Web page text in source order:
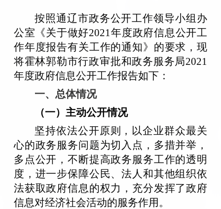
按照通辽市政务公开工作领导小组办
公室《关于做好2021年度政府信息公开工
作年度报告有关工作的通知》的要求，现
将霍林郭勒市行政审批和政务服务局2021
年度政府信息公开工作报告如下：
一、总体情况
（一）主动公开情况
坚持依法公开原则，以企业群众最关
心的政务服务问题为切入点，多措并举，
多点公开，不断提高政务服务工作的透明
度，进一步保障公民、法人和其他组织依
法获取政府信息的权力，充分发挥了政府
信息对经济社会活动的服务作用。